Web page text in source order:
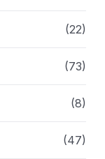
(22)
(73)
(8)
(47)